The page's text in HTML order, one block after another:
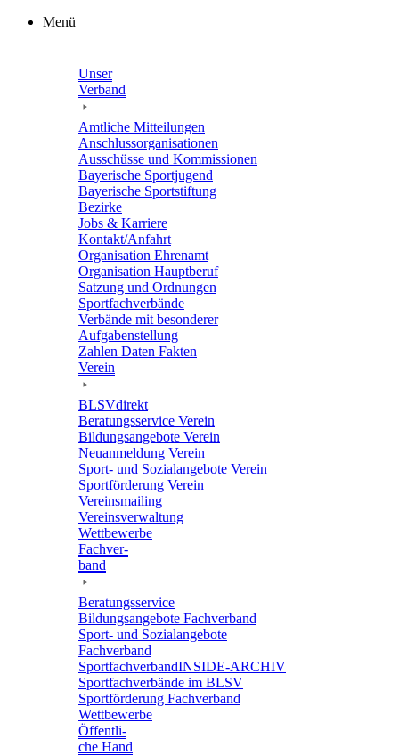
Zum
Menü
Unser
Verband
Amtli­che Mitteilungen
Anschluss­or­ga­ni­sa­tio­nen
Ausschüsse und Kommissionen
Baye­ri­sche Sportjugend
Baye­ri­sche Sportstiftung
Bezirke
Jobs & Karriere
Kontakt/​​Anfahrt
Orga­ni­sa­tion Ehrenamt
Orga­ni­sa­tion Hauptberuf
Satzung und Ordnungen
Sport­fach­ver­bände
Verbände mit beson­de­rer
Aufgabenstellung
Zahlen Daten Fakten
Verein
BLSVdi­rekt
Bera­tungs­ser­vice Verein
Bildungs­an­ge­bote Verein
Neuan­mel­dung Verein
Sport- und Sozi­al­an­ge­bote Verein
Sport­för­de­rung Verein
Vereins­mai­ling
Vereins­ver­wal­tung
Wett­be­werbe
Fach­ver­
band
Bera­tungs­ser­vice
Bildungs­an­ge­bote Fachverband
Sport- und Sozi­al­an­ge­bote
Fachverband
Sport­fach­ver­ban­d­IN­SIDE-ARCHIV
Sport­fach­ver­bände im BLSV
Sport­för­de­rung Fachverband
Wett­be­werbe
Öffent­li­
che Hand